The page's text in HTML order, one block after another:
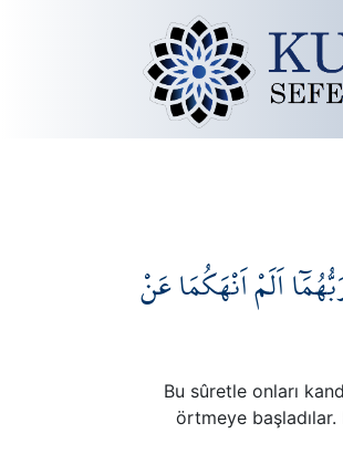
اَلَمْ اَنْهَكُمَا عَنْ
Bu sûretle onları
örtmeye başladılar.